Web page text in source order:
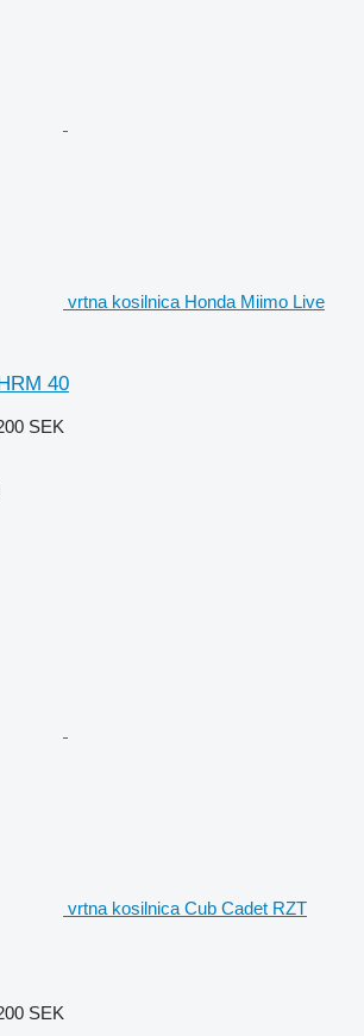
vrtna kosilnica Honda Miimo Live
40
SEK
vrtna kosilnica Cub Cadet RZT
SEK